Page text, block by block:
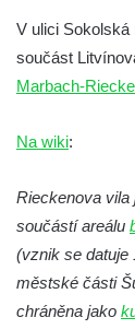
Dům U
Českých
Solnice
Dům čp.
či
Fara v
Budova
V ulici
součást
Marbach-
Na wiki:
Rieckenova vila
součástí areálu
(vznik se datuje
městské části
chráněna jako